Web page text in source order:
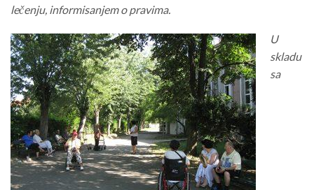
lečenju, informisanjem o pravima.
U
skladu
sa